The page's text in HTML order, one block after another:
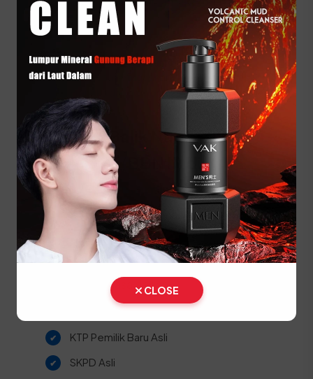
baru Anda.
⚠️ Kendaraan fisik wajib dihadirkan di kantor
SAMSAT karena petugas harus melakukan gesek
nomor rangka dan nomor mesin secara langsung.
Prosedur Balik Nama
Kendaraan (BBN II) di
Kabupaten Sambas
Segera lakukan balik nama jika Anda membeli
kendaraan bekas di wilayah Sambas agar status
kepemilikan menjadi sah secara hukum atas nama
Anda sendiri dan memudahkan pengurusan
administrasi di masa depan.
KTP Pemilik Baru Asli
SKPD Asli
CLOSE